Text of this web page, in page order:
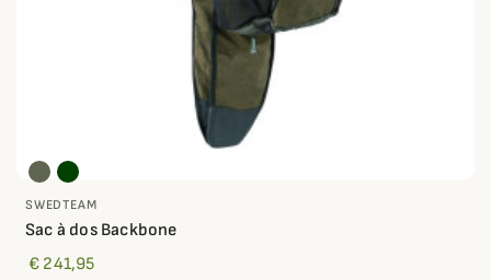
SWEDTEAM
Sac à dos Backbone
€ 241,95